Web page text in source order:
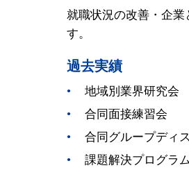
就職状況の改善・企
す。
過去実績
地域別業界研究会
合同面接練習会
合同グループディ
課題解決プログラ